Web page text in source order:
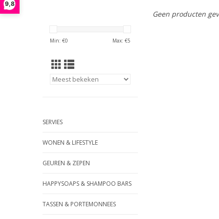
9,8
Min: €0 Max: €5
SERVIES
WONEN & LIFESTYLE
GEUREN & ZEPEN
HAPPYSOAPS & SHAMPOO BARS
TASSEN & PORTEMONNEES
Geen producten